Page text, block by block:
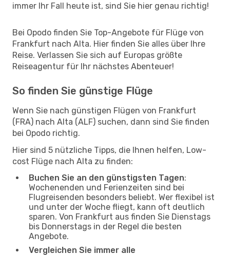
immer Ihr Fall heute ist, sind Sie hier genau richtig!
Bei Opodo finden Sie Top-Angebote für Flüge von
Frankfurt nach Alta. Hier finden Sie alles über Ihre
Reise. Verlassen Sie sich auf Europas größte
Reiseagentur für Ihr nächstes Abenteuer!
So finden Sie günstige Flüge
Wenn Sie nach günstigen Flügen von Frankfurt
(FRA) nach Alta (ALF) suchen, dann sind Sie finden
bei Opodo richtig.
Hier sind 5 nützliche Tipps, die Ihnen helfen, Low-
cost Flüge nach Alta zu finden:
Buchen Sie an den günstigsten Tagen:
Wochenenden und Ferienzeiten sind bei
Flugreisenden besonders beliebt. Wer flexibel ist
und unter der Woche fliegt, kann oft deutlich
sparen. Von Frankfurt aus finden Sie Dienstags
bis Donnerstags in der Regel die besten
Angebote.
Vergleichen Sie immer alle